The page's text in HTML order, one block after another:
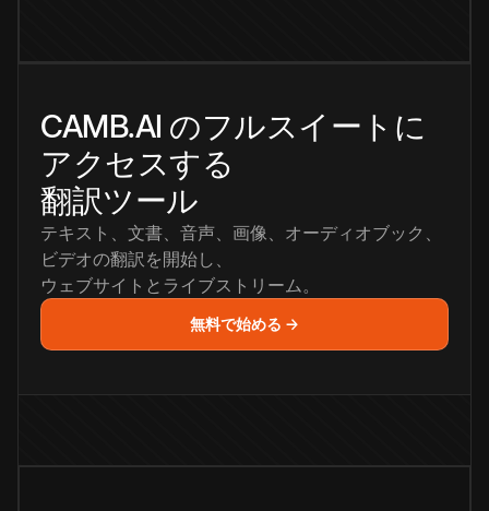
CAMB.AI のフルスイートに
アクセスする
翻訳ツール
テキスト、文書、音声、画像、オーディオブック、
ビデオの翻訳を開始し、
ウェブサイトとライブストリーム。
無料で始める →